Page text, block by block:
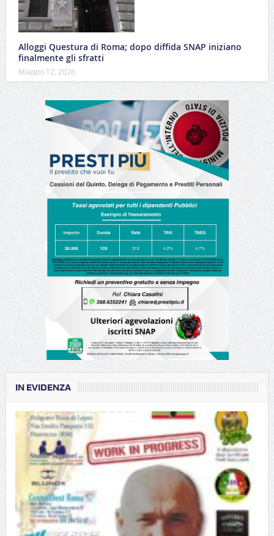
Alloggi Questura di Roma; dopo diffida SNAP iniziano
finalmente gli sfratti
Maggio 12, 2026
IN EVIDENZA